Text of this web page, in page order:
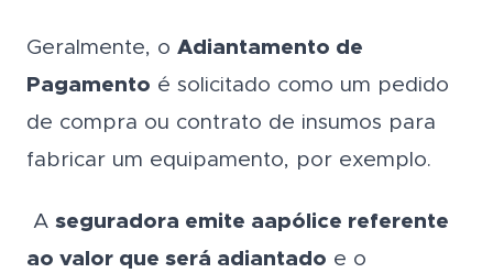
Geralmente, o Adiantamento de
Pagamento é solicitado como um pedido
de compra ou contrato de insumos para
fabricar um equipamento, por exemplo.
A seguradora emite aapólice referente
ao valor que será adiantado e o